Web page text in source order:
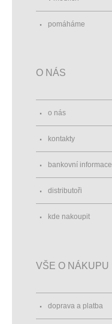
pomáháme
O NÁS
o nás
kontakty
bankovní informace
distributoři
kde nakoupit
VŠE O NÁKUPU
doprava a platba